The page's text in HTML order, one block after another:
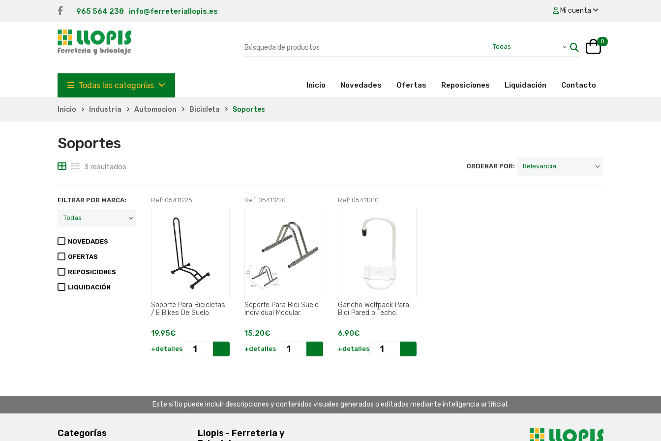
965 564 238 info@ferreteriallopis.es Mi cuenta
0
Todas las categorías Inicio (activo)Novedades Ofertas Reposiciones Liquidación Contacto
Inicio Industria Automocion Bicicleta Soportes
Soportes
3 resultados ORDENAR POR:
FILTRAR POR MARCA:
NOVEDADES
OFERTAS
REPOSICIONES
LIQUIDACIÓN
Ref: 05411225
Soporte Para Bicicletas
/ E Bikes De Suelo.
19,95€
+detalles
Ref: 05411220
Soporte Para Bici Suelo
Individual Modular.
15,20€
+detalles
Ref: 05411010
Gancho Wolfpack Para
Bici Pared o Techo.
6,90€
+detalles
Este sitio puede incluir descripciones y contenidos visuales generados o editados mediante inteligencia artificial.
Categorías
Llopis - Ferreteria y